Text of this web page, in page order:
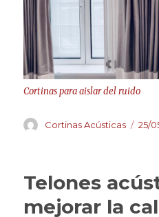
Cortinas para aislar del ruido
Autor
Cortinas Acústicas 25/
Telones
mejorar la